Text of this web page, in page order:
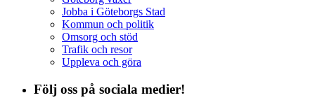
Jobba i Göteborgs Stad
Kommun och politik
Omsorg och stöd
Trafik och resor
Uppleva och göra
Följ oss på sociala medier!